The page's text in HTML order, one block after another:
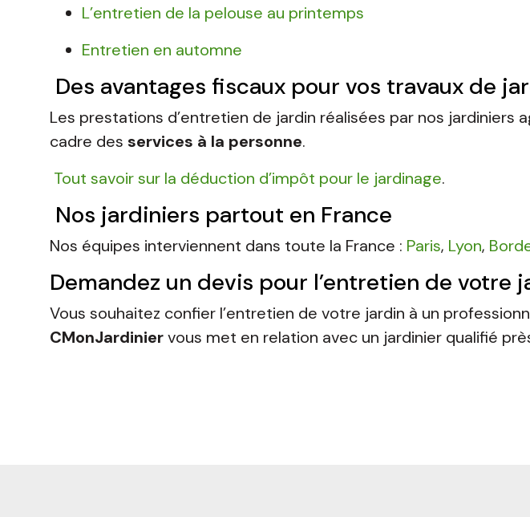
L’entretien de la pelouse au printemps
Entretien en automne
Des avantages fiscaux pour vos travaux de
Les prestations d’entretien de jardin réalisées par nos jardiniers
cadre des services à la personne.
Tout savoir sur la déduction d’impôt pour le jardinage.
Nos jardiniers partout en France
Nos équipes interviennent dans toute la France : Paris, Lyon,
Demandez un devis pour l’entretien de votre
Vous souhaitez confier l’entretien de votre jardin à un
CMonJardiniervous met en relation avec un jardinier qualifié